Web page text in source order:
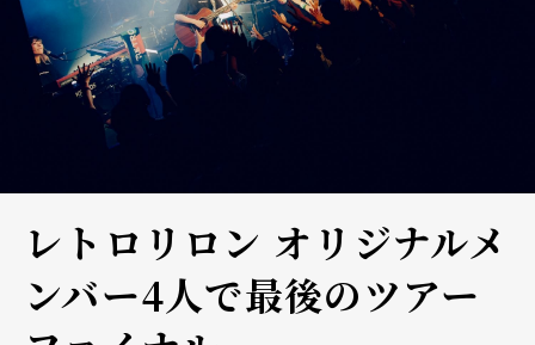
レトロリロン オリジナルメ
ンバー4人で最後のツアー